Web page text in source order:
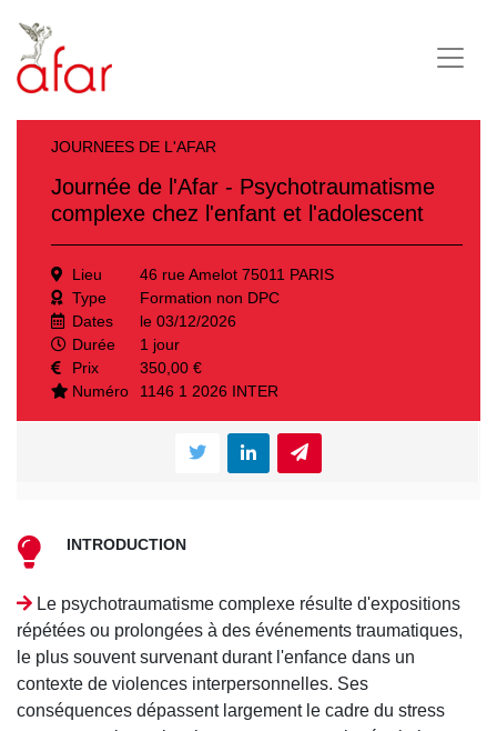
JOURNEES DE L'AFAR
Journée de l'Afar - Psychotraumatisme
complexe chez l'enfant et l'adolescent
Lieu
46 rue Amelot 75011 PARIS
Type
Formation non DPC
Dates
le 03/12/2026
Durée
1 jour
Prix
350,00 €
Numéro
1146 1 2026 INTER
INTRODUCTION
Le psychotraumatisme complexe résulte d'expositions
répétées ou prolongées à des événements traumatiques,
le plus souvent survenant durant l'enfance dans un
contexte de violences interpersonnelles. Ses
conséquences dépassent largement le cadre du stress